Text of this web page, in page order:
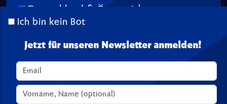
Deutschland & Österreich
Ich bin kein Bot
Jetzt für unseren Newsletter anmelden!
© 2026 TransitionTV.org -Über-Impressum-Spenden
Seite geladen in 1.19 s